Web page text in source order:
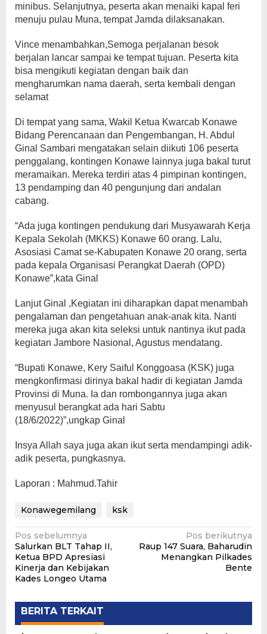
minibus. Selanjutnya, peserta akan menaiki kapal feri
menuju pulau Muna, tempat Jamda dilaksanakan.
Vince menambahkan,Semoga perjalanan besok
berjalan lancar sampai ke tempat tujuan. Peserta kita
bisa mengikuti kegiatan dengan baik dan
mengharumkan nama daerah, serta kembali dengan
selamat
Di tempat yang sama, Wakil Ketua Kwarcab Konawe
Bidang Perencanaan dan Pengembangan, H. Abdul
Ginal Sambari mengatakan selain diikuti 106 peserta
penggalang, kontingen Konawe lainnya juga bakal turut
meramaikan. Mereka terdiri atas 4 pimpinan kontingen,
13 pendamping dan 40 pengunjung dari andalan
cabang.
“Ada juga kontingen pendukung dari Musyawarah Kerja
Kepala Sekolah (MKKS) Konawe 60 orang. Lalu,
Asosiasi Camat se-Kabupaten Konawe 20 orang, serta
pada kepala Organisasi Perangkat Daerah (OPD)
Konawe”,kata Ginal
Lanjut Ginal ,Kegiatan ini diharapkan dapat menambah
pengalaman dan pengetahuan anak-anak kita. Nanti
mereka juga akan kita seleksi untuk nantinya ikut pada
kegiatan Jambore Nasional, Agustus mendatang.
“Bupati Konawe, Kery Saiful Konggoasa (KSK) juga
mengkonfirmasi dirinya bakal hadir di kegiatan Jamda
Provinsi di Muna. Ia dan rombongannya juga akan
menyusul berangkat ada hari Sabtu
(18/6/2022)”,ungkap Ginal
Insya Allah saya juga akan ikut serta mendampingi adik-
adik peserta, pungkasnya.
Laporan : Mahmud.Tahir
Konawegemilang ksk
Navigasi
pos
Pos sebelumnya
Salurkan BLT Tahap II,
Ketua BPD Apresiasi
Kinerja dan Kebijakan
Kades Longeo Utama
Pos berikutnya
Raup 147 Suara, Baharudin
Menangkan Pilkades
Bente
BERITA TERKAIT